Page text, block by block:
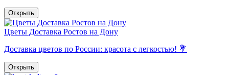
Открыть
Цветы Доставка Ростов на Дону
Доставка цветов по России: красота с легкостью! 💐
Открыть